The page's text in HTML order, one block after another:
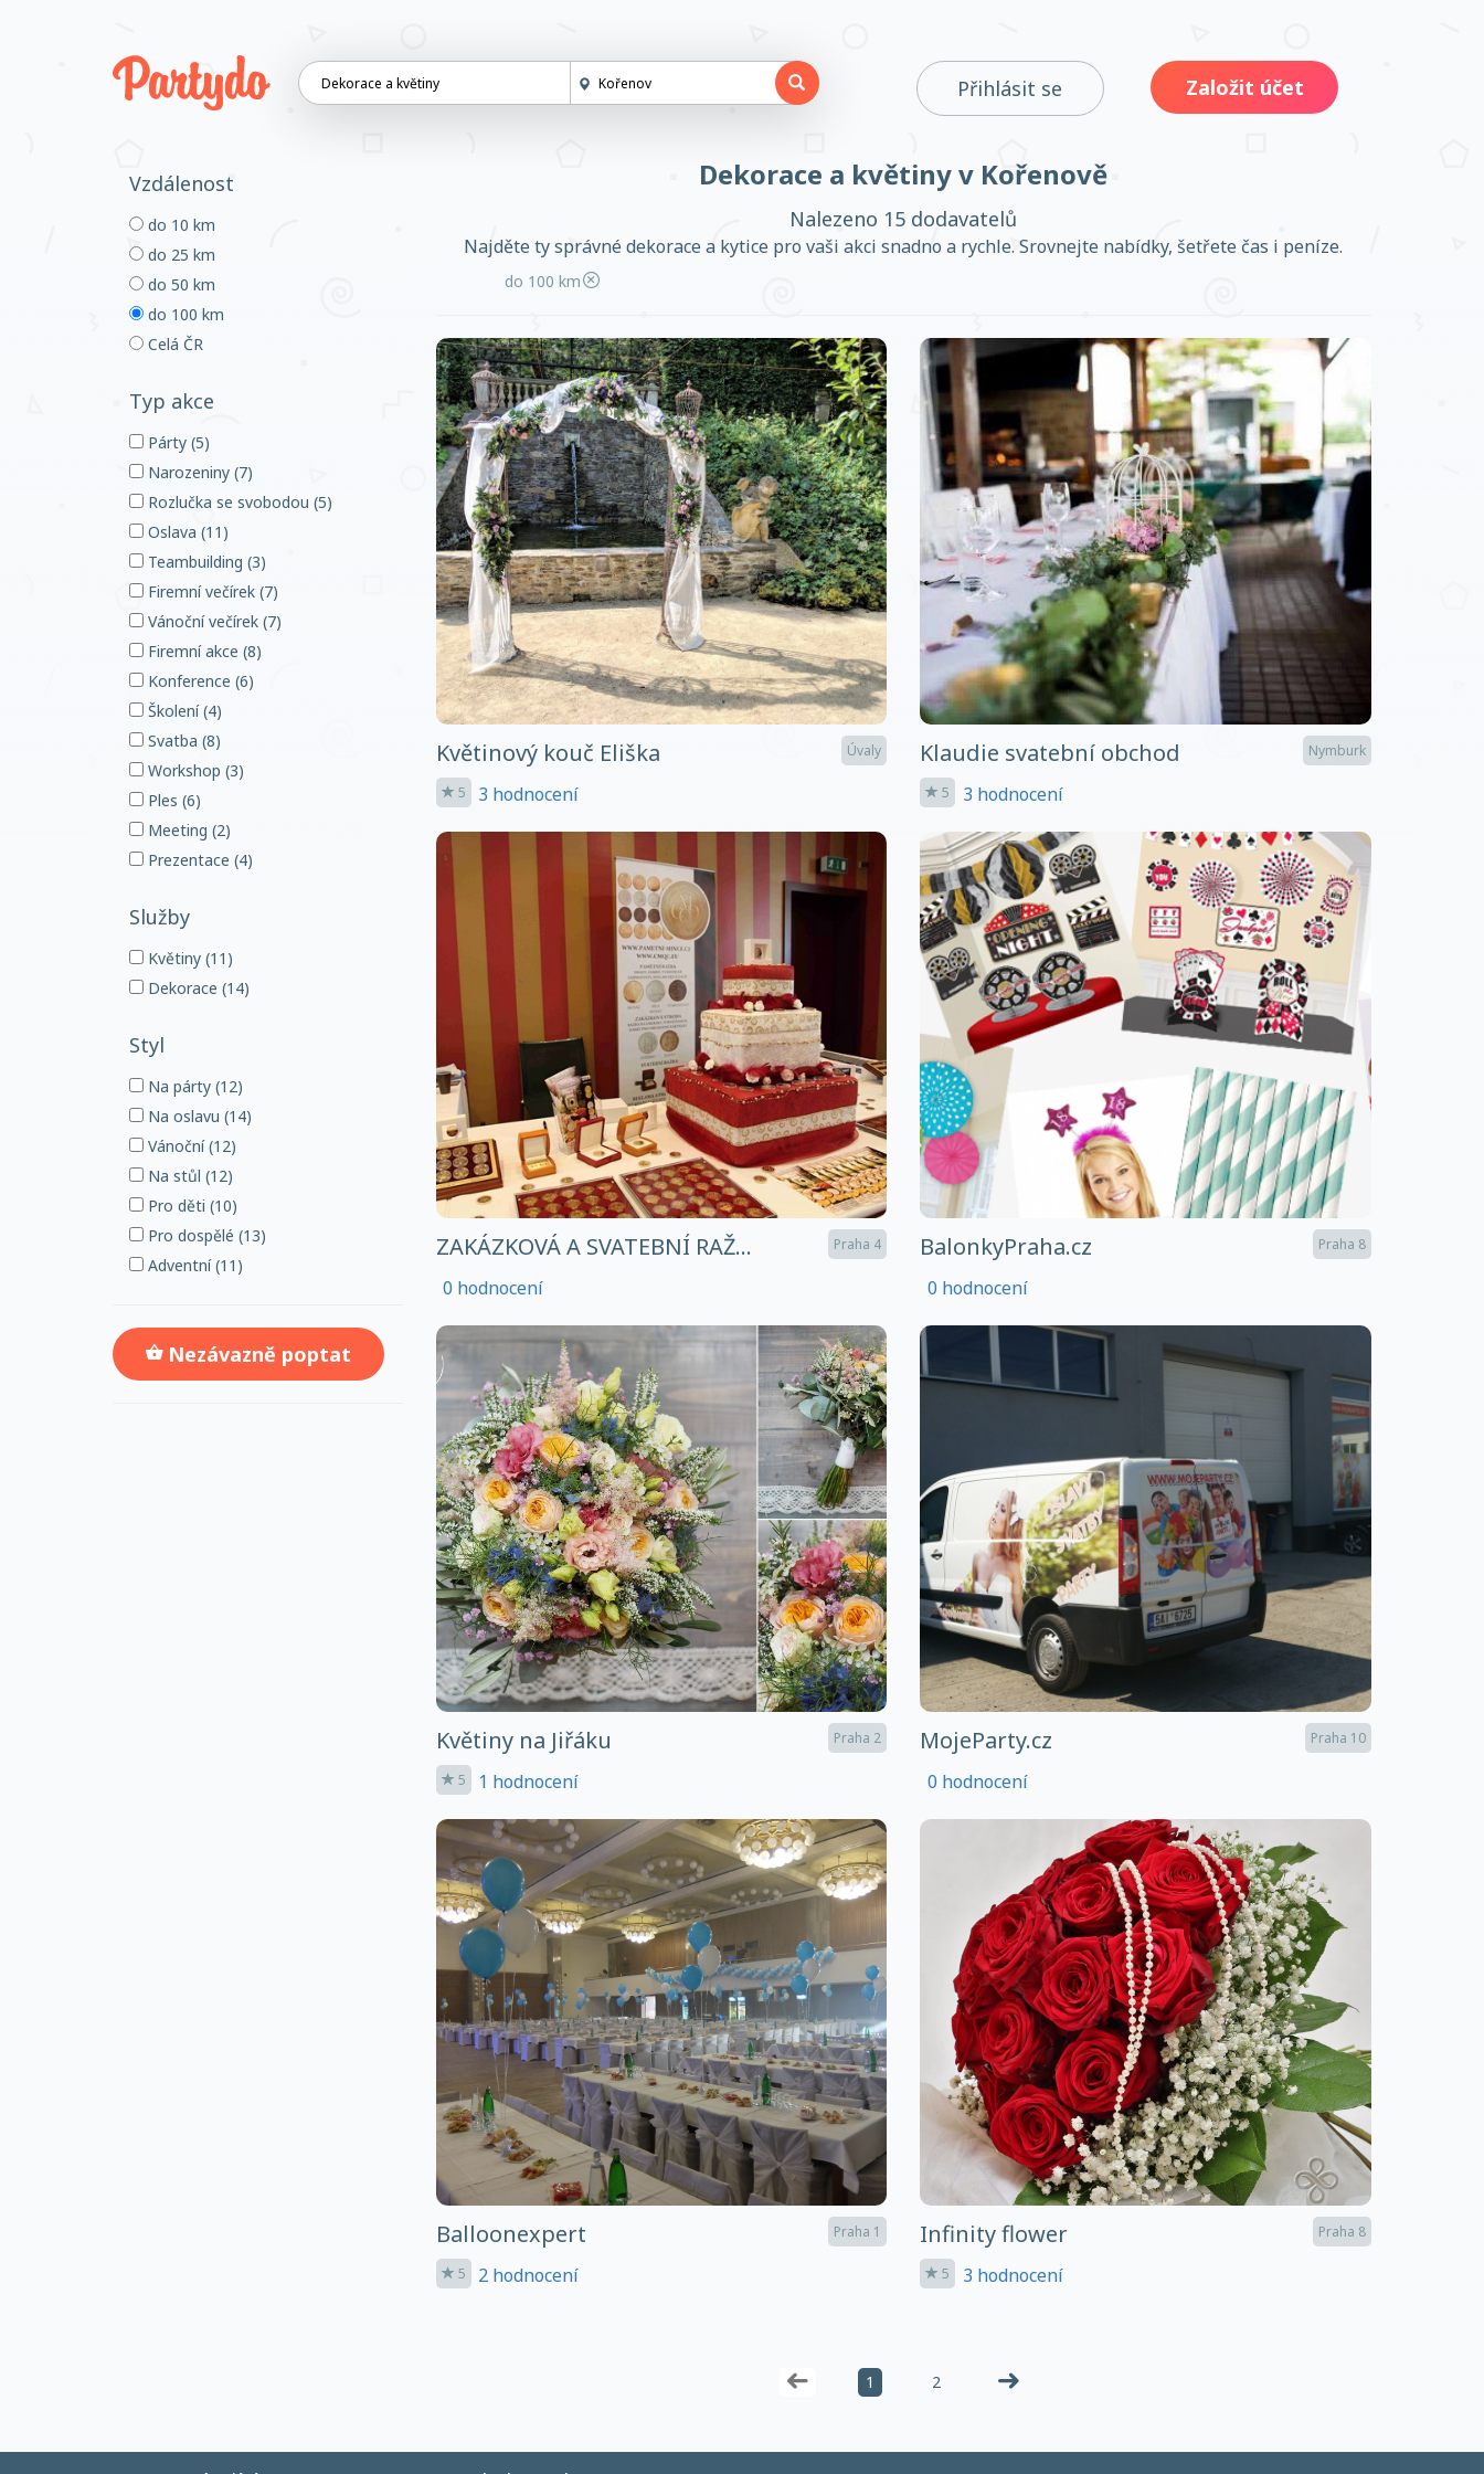
Založit účet
Přihlásit se
Přihlásit se Založit účet
Vzdálenost
do 10 km
do 25 km
do 50 km
do 100 km
Celá ČR
Typ akce
Párty (5)
Narozeniny (7)
Rozlučka se svobodou (5)
Oslava (11)
Teambuilding (3)
Firemní večírek (7)
Vánoční večírek (7)
Firemní akce (8)
Konference (6)
Školení (4)
Svatba (8)
Workshop (3)
Ples (6)
Meeting (2)
Prezentace (4)
Služby
Květiny (11)
Dekorace (14)
Styl
Na párty (12)
Na oslavu (14)
Vánoční (12)
Na stůl (12)
Pro děti (10)
Pro dospělé (13)
Adventní (11)
Nezávazně poptat
Dekorace a květiny v Kořenově
Nalezeno 15 dodavatelů
Najděte ty správné dekorace a kytice pro vaši akci snadno a rychle. Srovnejte nabídky, šetřete čas i peníze.
do 100 km
Květinový kouč Eliška Úvaly
5 3 hodnocení
Klaudie svatební obchod Nymburk
5 3 hodnocení
ZAKÁZKOVÁ A SVATEBNÍ RAŽ... Praha 4
0 hodnocení
BalonkyPraha.cz Praha 8
0 hodnocení
Květiny na Jiřáku Praha 2
5 1 hodnocení
MojeParty.cz Praha 10
0 hodnocení
Balloonexpert Praha 1
5 2 hodnocení
Infinity flower Praha 8
5 3 hodnocení
1 2